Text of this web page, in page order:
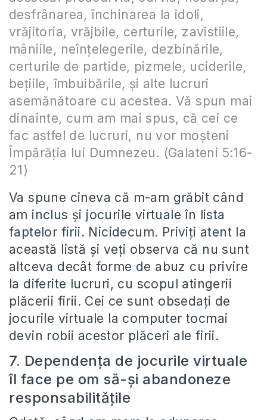
desfrânarea, închinarea la idoli,
vrăjitoria, vrăjbile, certurile, zavistiile,
mâniile, neînţelegerile, dezbinările,
certurile de partide, pizmele, uciderile,
beţiile, îmbuibările, şi alte lucruri
asemănătoare cu acestea. Vă spun mai
dinainte, cum am mai spus, că cei ce
fac astfel de lucruri, nu vor moşteni
Împărăţia lui Dumnezeu. (Galateni 5:16-
21)
Va spune cineva că m-am grăbit când
am inclus şi jocurile virtuale în lista
faptelor firii. Nicidecum. Priviţi atent la
această listă şi veţi observa că nu sunt
altceva decât forme de abuz cu privire
la diferite lucruri, cu scopul atingerii
plăcerii firii. Cei ce sunt obsedaţi de
jocurile virtuale la computer tocmai
devin robii acestor plăceri ale firii.
7. Dependenţa de jocurile virtuale
îl face pe om să-şi abandoneze
responsabilităţile